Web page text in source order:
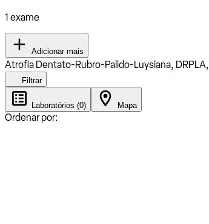
1 exame
Adicionar mais
Atrofia Dentato-Rubro-Palido-Luysiana,
Filtrar
Laboratórios (0) Mapa
Ordenar por: